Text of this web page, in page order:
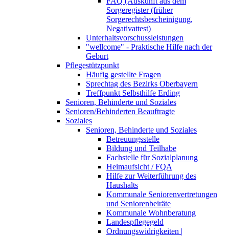
Sorgeregister (früher
Sorgerechtsbescheinigung,
Negativattest)
Unterhaltsvorschussleistungen
"wellcome" - Praktische Hilfe nach der
Geburt
Pflegestützpunkt
Häufig gestellte Fragen
Sprechtag des Bezirks Oberbayern
Treffpunkt Selbsthilfe Erding
Senioren, Behinderte und Soziales
Senioren/Behinderten Beauftragte
Soziales
Senioren, Behinderte und Soziales
Betreuungsstelle
Bildung und Teilhabe
Fachstelle für Sozialplanung
Heimaufsicht / FQA
Hilfe zur Weiterführung des
Haushalts
Kommunale Seniorenvertretungen
und Seniorenbeiräte
Kommunale Wohnberatung
Landespflegegeld
Ordnungswidrigkeiten |